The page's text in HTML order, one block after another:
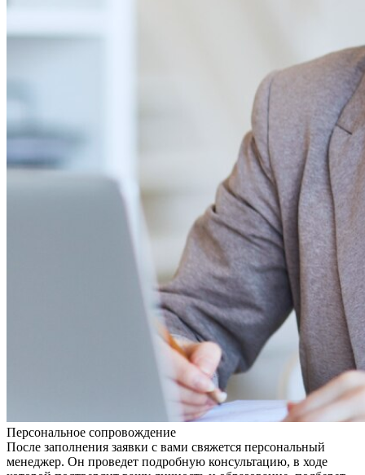
Персональное сопровождение
После заполнения заявки с вами свяжется персональный
менеджер. Он проведет подробную консультацию, в ходе